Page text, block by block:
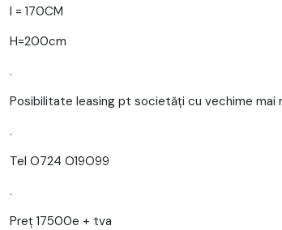
l = 170CM
H=200cm
.
Posibilitate leasing pt societăți cu vechime mai
.
Tel O724 O19O99
.
Preț 17500e + tva